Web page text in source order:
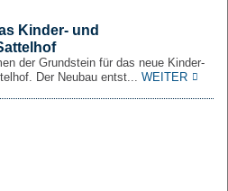
Kinder- und
der Grundstein für das neue Kinder-
Der Neubau entst... WEITER